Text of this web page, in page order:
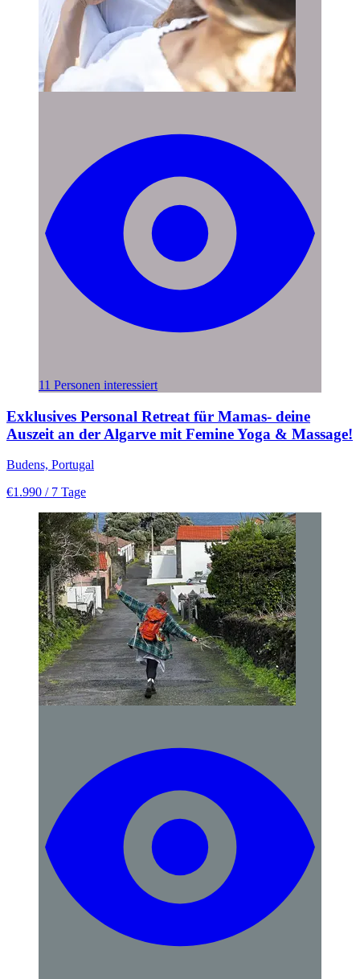
11 Personen interessiert
Exklusives Personal Retreat für Mamas- deine
Auszeit an der Algarve mit Femine Yoga & Massage!
Budens, Portugal
€1.990 / 7 Tage